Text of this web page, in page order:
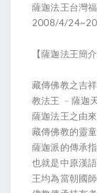
薩迦法王台灣
2008/4/
【薩迦法王簡介
藏傳佛教之吉
教法王 ﹣薩迦
薩迦法王之由
藏傳佛教的靈
薩迦派的傳承
也就是中原漢
王均為當朝國